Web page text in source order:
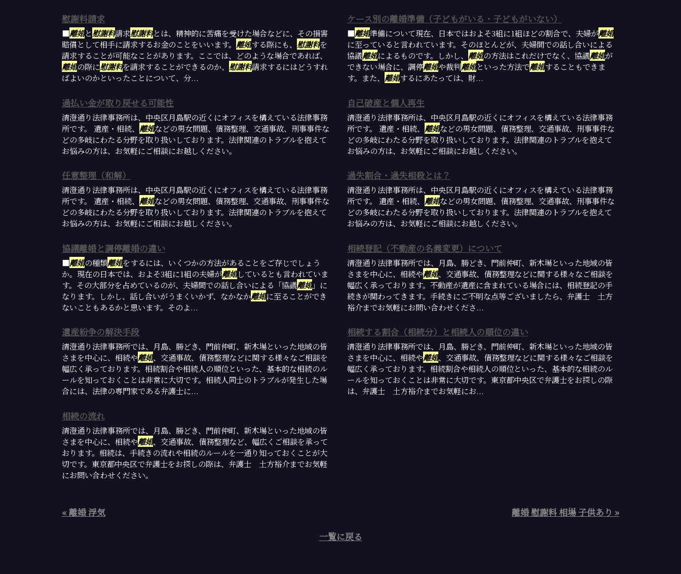
慰謝料請求
■離婚と慰謝料請求慰謝料とは、精神的に苦痛を受けた場合などに、その損害
賠償として相手に請求するお金のことをいいます。 離婚する際にも、 慰謝料を
請求することが可能なことがあります。ここでは、どのような場合であれば、
離婚の際に慰謝料を請求することができるのか、 慰謝料請求するにはどうすれ
ばよいのかといったことについて、分...
ケース別の離婚準備（子どもがいる・子どもがいない）
■離婚準備について現在、日本ではおよそ3組に1組ほどの割合で、夫婦が離婚
に至っていると言われています。そのほとんどが、夫婦間での話し合いによる
協議離婚によるものです。しかし、 離婚の方法はこれだけでなく、協議離婚が
できない場合に、調停離婚や裁判離婚といった方法で離婚することもできま
す。また、 離婚するにあたっては、財...
過払い金が取り戻せる可能性
清澄通り法律事務所は、中央区月島駅の近くにオフィスを構えている法律事務
所です。 遺産・相続、 離婚などの男女問題、債務整理、交通事故、刑事事件な
どの多岐にわたる分野を取り扱いしております。法律関連のトラブルを抱えて
お悩みの方は、お気軽にご相談にお越しください。
自己破産と個人再生
清澄通り法律事務所は、中央区月島駅の近くにオフィスを構えている法律事務
所です。 遺産・相続、 離婚などの男女問題、債務整理、交通事故、刑事事件な
どの多岐にわたる分野を取り扱いしております。法律関連のトラブルを抱えて
お悩みの方は、お気軽にご相談にお越しください。
任意整理（和解）
清澄通り法律事務所は、中央区月島駅の近くにオフィスを構えている法律事務
所です。 遺産・相続、 離婚などの男女問題、債務整理、交通事故、刑事事件な
どの多岐にわたる分野を取り扱いしております。法律関連のトラブルを抱えて
お悩みの方は、お気軽にご相談にお越しください。
過失割合・過失相殺とは？
清澄通り法律事務所は、中央区月島駅の近くにオフィスを構えている法律事務
所です。 遺産・相続、 離婚などの男女問題、債務整理、交通事故、刑事事件な
どの多岐にわたる分野を取り扱いしております。法律関連のトラブルを抱えて
お悩みの方は、お気軽にご相談にお越しください。
協議離婚と調停離婚の違い
■離婚の種類離婚をするには、いくつかの方法があることをご存じでしょう
か。現在の日本では、およそ3組に1組の夫婦が離婚しているとも言われていま
す。その大部分を占めているのが、夫婦間での話し合いによる「協議離婚」に
なります。しかし、話し合いがうまくいかず、なかなか離婚に至ることができ
ないこともあるかと思います。そのよ...
相続登記（不動産の名義変更）について
清澄通り法律事務所では、月島、勝どき、門前仲町、新木場といった地域の皆
さまを中心に、相続や離婚、交通事故、債務整理などに関する様々なご相談を
幅広く承っております。不動産が遺産に含まれている場合には、相続登記の手
続きが関わってきます。手続きにご不明な点等ございましたら、弁護士 土方
裕介までお気軽にお問い合わせくださ...
遺産紛争の解決手段
清澄通り法律事務所では、月島、勝どき、門前仲町、新木場といった地域の皆
さまを中心に、相続や離婚、交通事故、債務整理などに関する様々なご相談を
幅広く承っております。相続割合や相続人の順位といった、基本的な相続のル
ールを知っておくことは非常に大切です。相続人同士のトラブルが発生した場
合には、法律の専門家である弁護士に...
相続する割合（相続分）と相続人の順位の違い
清澄通り法律事務所では、月島、勝どき、門前仲町、新木場といった地域の皆
さまを中心に、相続や離婚、交通事故、債務整理などに関する様々なご相談を
幅広く承っております。相続割合や相続人の順位といった、基本的な相続のル
ールを知っておくことは非常に大切です。東京都中央区で弁護士をお探しの際
は、弁護士 土方裕介までお気軽にお...
相続の流れ
清澄通り法律事務所では、月島、勝どき、門前仲町、新木場といった地域の皆
さまを中心に、相続や離婚、交通事故、債務整理など、幅広くご相談を承って
おります。相続は、手続きの流れや相続のルールを一通り知っておくことが大
切です。東京都中央区で弁護士をお探しの際は、弁護士 土方裕介までお気軽
にお問い合わせください。
« 離婚 浮気
離婚 慰謝料 相場 子供あり »
一覧に戻る